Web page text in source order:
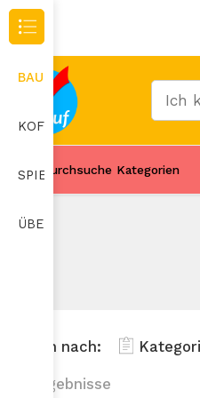
Durchsuche Kategorien
Filtern nach:
20 ergebnisse
BAUMARKT
KOFFER
SPIELZEUG
ÜBERWACHUNGSKAMERA